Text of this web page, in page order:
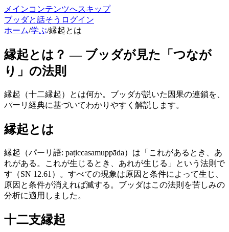
メインコンテンツへスキップ
ブッダと話そう ログイン
ホーム/学ぶ/縁起とは
縁起とは？ — ブッダが見た「つなが
り」の法則
縁起（十二縁起）とは何か。ブッダが説いた因果の連鎖を、
パーリ経典に基づいてわかりやすく解説します。
縁起とは
縁起（パーリ語: paṭiccasamuppāda）は「これがあるとき、あ
れがある。これが生じるとき、あれが生じる」という法則で
す（SN 12.61）。すべての現象は原因と条件によって生じ、
原因と条件が消えれば滅する。ブッダはこの法則を苦しみの
分析に適用しました。
十二支縁起